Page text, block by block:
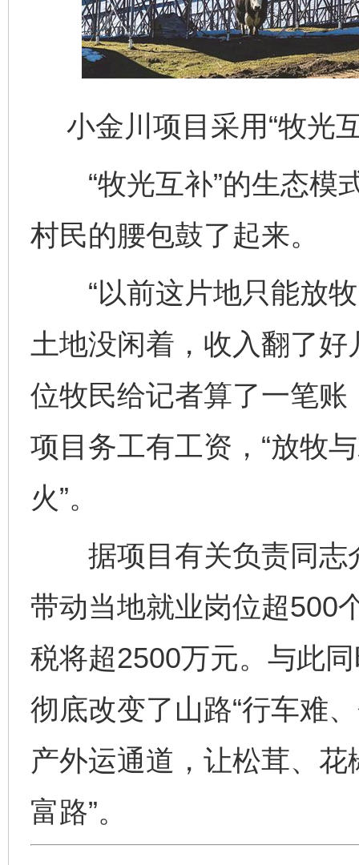
小金川项目采用“牧光
“牧光互补”的生态模
村民的腰包鼓了起来。
“以前这片地只能放牧
土地没闲着，收入翻了
位牧民给记者算了一笔
项目务工有工资，“放牧
火”。
据项目有关负责同志
带动当地就业岗位超500
税将超2500万元。与此
彻底改变了山路“行车难
产外运通道，让松茸、花
富路”。